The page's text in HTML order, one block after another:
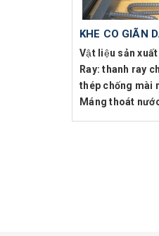
KHE CO GIÃN
Vật liệu sản
Ray: thanh ray
thép chống mài
Máng thoát